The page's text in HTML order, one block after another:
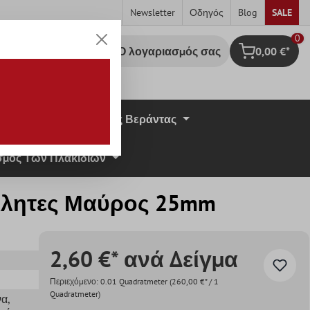
Newsletter Οδηγός Blog SALE
Ο λογαριασμός σας Καλάθι
0
0,00 €*
Πλάκες Βεράντας
Των Πλακιδίων
Μαύρος 25mm
,
2,60 €* ανά Δείγμα
Περιεχόμενο: 0.01 Quadratmeter (260,00 €* / 1
Quadratmeter)